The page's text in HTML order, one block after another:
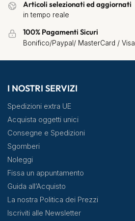
Articoli selezionati ed aggiornati
in tempo reale
100% Pagamenti Sicuri
Bonifico/Paypal/ MasterCard / Visa
I NOSTRI SERVIZI
Spedizioni extra UE
Acquista oggetti unici
Consegne e Spedizioni
Sgomberi
Noleggi
Fissa un appuntamento
Guida all’Acquisto
La nostra Politica dei Prezzi
Iscriviti alle Newsletter